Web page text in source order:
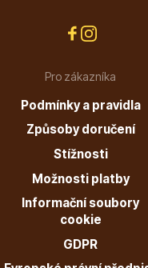
Pro zákazníka
Podmínky a pravidla
Způsoby doručení
Stížnosti
Možnosti platby
Informační soubory
cookie
GDPR